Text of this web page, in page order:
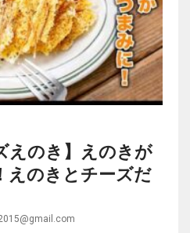
えのき】えのきが
えのきとチーズだ